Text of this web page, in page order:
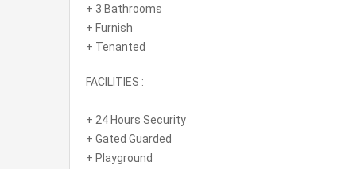
+ 3 Bathrooms
+ Furnish
+ Tenanted
FACILITIES :
+ 24 Hours Security
+ Gated Guarded
+ Playground